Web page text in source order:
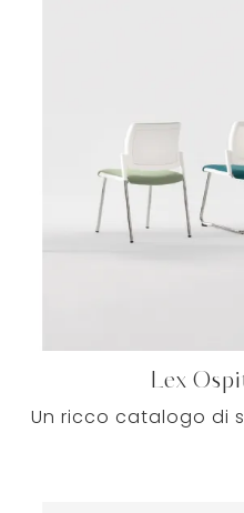
Lex